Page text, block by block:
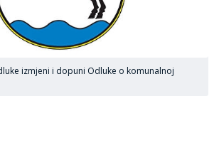
izmjeni i dopuni Odluke o komunalnoj